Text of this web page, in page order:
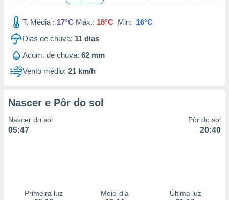
T. Média : 17°C Máx.: 18°C Min: 16°C
Dias de chuva: 11 dias
Acum. de chuva: 62 mm
Vento médio: 21 km/h
Nascer e Pôr do sol
Nascer do sol
05:47
Pôr do sol
20:40
Primeira luz
Meio-dia
Última luz